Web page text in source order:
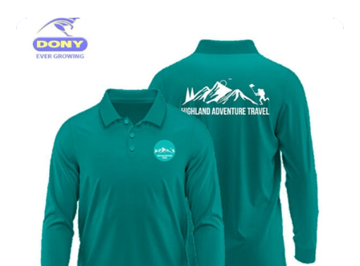
Giới thiệu thông tin áo thun đồng phục
công ty T22
Áo thun đồng phục công ty T22 mang đến sự hài hòa
giữa tính thẩm mỹ và tính ứng dụng trong môi trường
doanh nghiệp. Mẫu áo được thiết kế tối giản nhưng vẫn
nổi bật với form áo ôm vừa vặn, giúp tôn dáng và
mang lại vẻ ngoài lịch sự cho người mặc.